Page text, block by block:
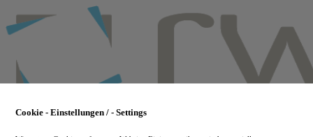
to
main
Cookie - Einstellungen / - Settings